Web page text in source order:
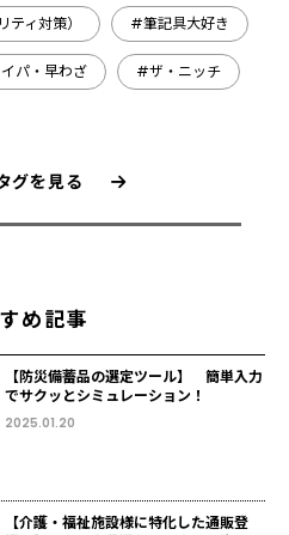
ィ対策） #筆記具大好き
パ・早わざ #ザ・ニッチ
グを見る
め記事
【防災備蓄品の選定ツール】 簡単入力
でサクッとシミュレーション！
2025.01.20
【介護・福祉施設様に特化した通販登